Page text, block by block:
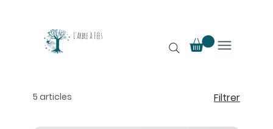
L'Arbre à Fées
5 articles Filtrer